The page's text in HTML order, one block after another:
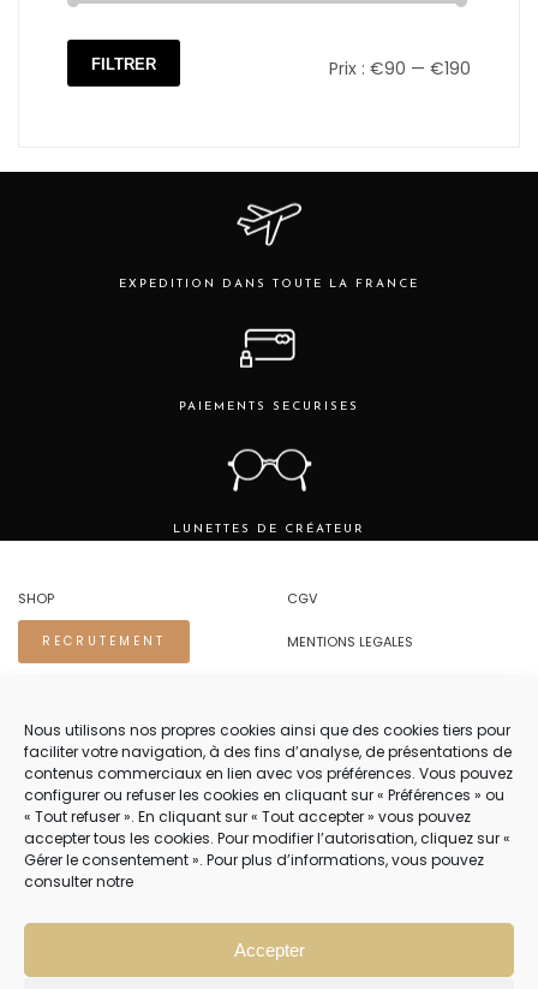
Nous utilisons nos propres cookies ainsi que des cookies tiers pour
faciliter votre navigation, à des fins d’analyse, de présentations de
contenus commerciaux en lien avec vos préférences. Vous pouvez
configurer ou refuser les cookies en cliquant sur « Préférences » ou
« Tout refuser ». En cliquant sur « Tout accepter » vous pouvez
accepter tous les cookies. Pour modifier l’autorisation, cliquez sur «
Gérer le consentement ». Pour plus d’informations, vous pouvez
consulter notre
Accepter
FILTRER Prix : €90 — €190
EXPEDITION DANS TOUTE LA FRANCE
PAIEMENTS SECURISES
LUNETTES DE CRÉATEUR
SHOP
RECRUTEMENT
CGV
MENTIONS LEGALES
NOUS CONTACTER.
TEL 04 94 83 73 22
PRENDRE RENDEZ-VOUS 04 94 83 73 22
12H30 PUIS DE 13H30 À 18H30